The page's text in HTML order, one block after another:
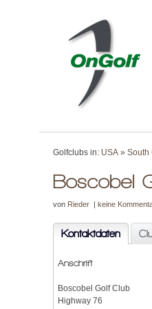
Golfclubs in: USA» South
Boscobel
von Rieder| keine
Kontaktdaten
Anschrift
Boscobel Golf Club
Highway 76